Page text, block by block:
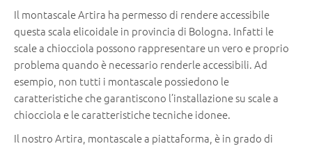
Il montascale Artira ha permesso di rendere accessibile
questa scala elicoidale in provincia di Bologna. Infatti le
scale a chiocciola possono rappresentare un vero e proprio
problema quando è necessario renderle accessibili. Ad
esempio, non tutti i montascale possiedono le
caratteristiche che garantiscono l’installazione su scale a
chiocciola e le caratteristiche tecniche idonee.
Il nostro Artira, montascale a piattaforma, è in grado di